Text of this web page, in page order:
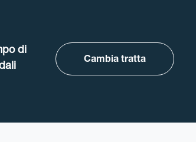
di
Cambia tratta